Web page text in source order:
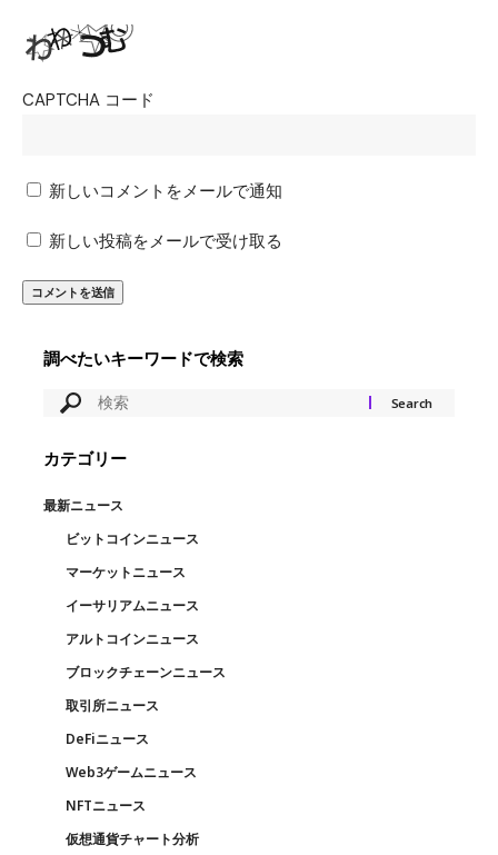
CAPTCHA コード
新しいコメントをメールで通知
新しい投稿をメールで受け取る
調べたいキーワードで検索
カテゴリー
最新ニュース
ビットコインニュース
マーケットニュース
イーサリアムニュース
アルトコインニュース
ブロックチェーンニュース
取引所ニュース
DeFiニュース
Web3ゲームニュース
NFTニュース
仮想通貨チャート分析